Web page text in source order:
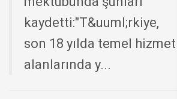
kaydetti:"T&uuml;rkiye,
son 18 yılda temel hizmet
alanlarında y...